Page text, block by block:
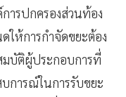
การปกครองส่วนท้อง
ให้การกำจัดขยะต้อง
บัติผู้ประกอบการที่
บการณ์ในการรับขยะ